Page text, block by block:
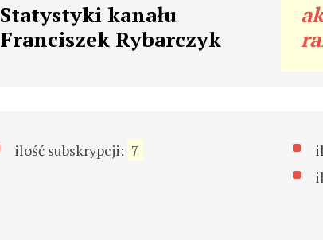
Statystyki kanału
Franciszek Rybarczyk
ilość subskrypcji: 7